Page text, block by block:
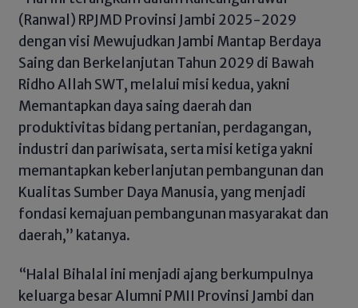
(Ranwal) RPJMD Provinsi Jambi 2025-2029
dengan visi Mewujudkan Jambi Mantap Berdaya
Saing dan Berkelanjutan Tahun 2029 di Bawah
Ridho Allah SWT, melalui misi kedua, yakni
Memantapkan daya saing daerah dan
produktivitas bidang pertanian, perdagangan,
industri dan pariwisata, serta misi ketiga yakni
memantapkan keberlanjutan pembangunan dan
Kualitas Sumber Daya Manusia, yang menjadi
fondasi kemajuan pembangunan masyarakat dan
daerah,” katanya.
“Halal Bihalal ini menjadi ajang berkumpulnya
keluarga besar Alumni PMII Provinsi Jambi dan